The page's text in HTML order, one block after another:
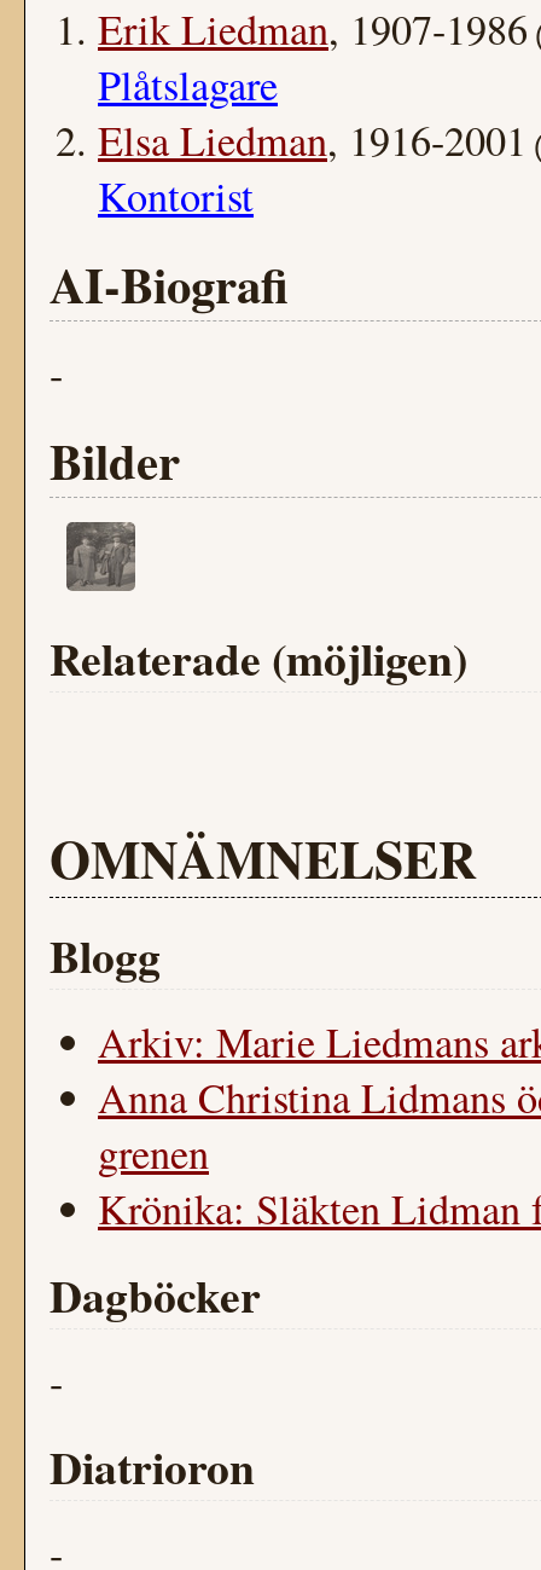
Erik Liedman, 1907-1986
Plåtslagare
Elsa Liedman, 1916-2001
Kontorist
AI-Biografi
-
Bilder
Relaterade (möjligen)
OMNÄMNELSER
Blogg
Arkiv: Marie Liedmans
Anna Christina Lidmans
grenen
Krönika: Släkten Lidman
Dagböcker
-
Diatrioron
-